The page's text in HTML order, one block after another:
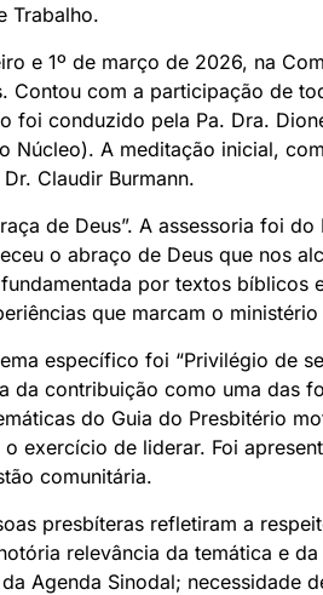
Trabalho.
e 1º de março de 2026, na
Contou com a participação de
foi conduzido pela Pa. Dra.
Núcleo). A meditação inicial,
Claudir Burmann.
de Deus”. A assessoria foi
o abraço de Deus que nos
por textos
que marcam o
específico foi “Privilégio de
da contribuição como uma das
do Guia do Presbitério
exercício de liderar. Foi
comunitária.
presbíteras refletiram a
relevância da temática e
Agenda Sinodal; necessidade